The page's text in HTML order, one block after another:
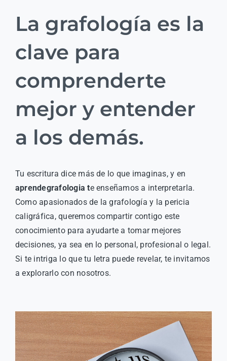
La grafología es la
clave para
comprenderte
mejor y entender
a los demás.
Tu escritura dice más de lo que imaginas, y en
aprendegrafologia te enseñamos a interpretarla.
Como apasionados de la grafología y la pericia
caligráfica, queremos compartir contigo este
conocimiento para ayudarte a tomar mejores
decisiones, ya sea en lo personal, profesional o legal.
Si te intriga lo que tu letra puede revelar, te invitamos
a explorarlo con nosotros.